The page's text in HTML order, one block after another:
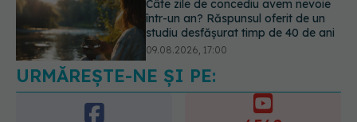
Reclamele din platformele medicale
AI pot influența prescrierea
medicamentelor
09.08.2026, 21:00
URMĂREȘTE-NE ȘI PE:
URMĂRITORI